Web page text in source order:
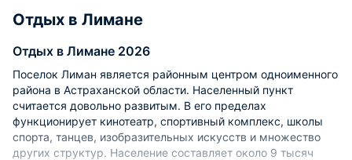
Отдых в Лимане
Отдых в Лимане 2026
Поселок Лиман является районным центром одноименного
района в Астраханской области. Населенный пункт
считается довольно развитым. В его пределах
функционирует кинотеатр, спортивный комплекс, школы
спорта, танцев, изобразительных искусств и множество
других структур. Население составляет около 9 тысяч